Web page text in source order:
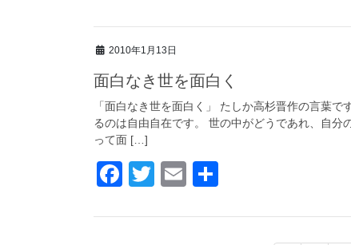
c
e
b
o
o
k
tt
er
ail
2010年1月13日
面白なき世を面白く
「面白なき世を面白く」 たしか高杉晋作の言葉
るのは自由自在です。 世の中がどうであれ、自分
って面 […]
F
c
T
tt
E
ail